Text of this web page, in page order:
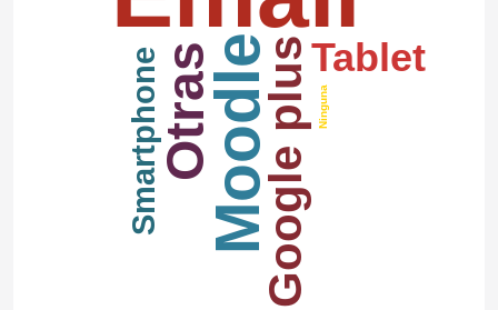
Moodle
Otras Google plusTablet
Smartphone Ninguna